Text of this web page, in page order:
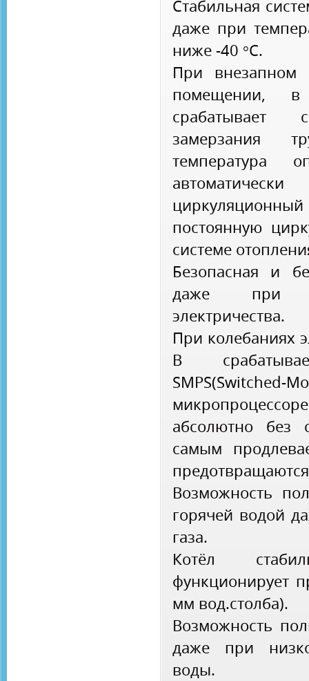
Стабильная
даже при
ниже -40 °С.
При внезапном
помещении, в
замерзания
температура
постоянную
системе
Безопасная и
даже при
электричества.
При колебаниях
В
абсолютно без
самым
Возможность
горячей водой
газа.
Котёл
функционирует
мм вод.столба).
Возможность
даже при
воды.